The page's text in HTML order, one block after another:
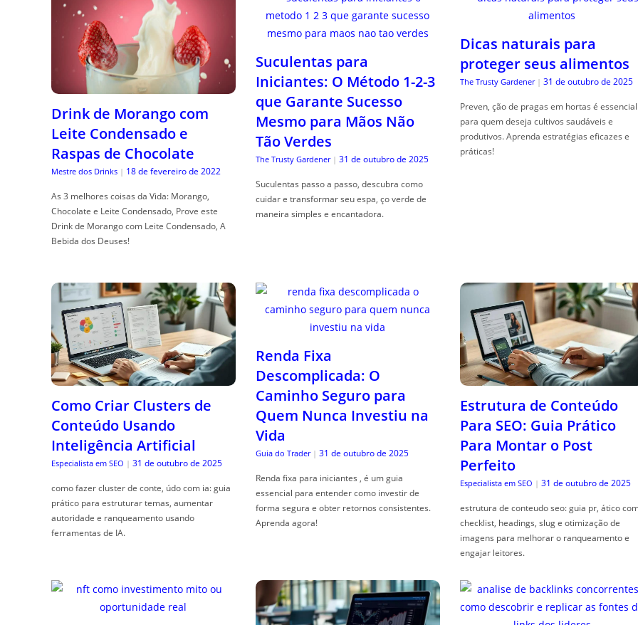
Drink de Morango com
Leite Condensado e
Raspas de Chocolate
Mestre dos Drinks | 18 de fevereiro de 2022
As 3 melhores coisas da Vida: Morango,
Chocolate e Leite Condensado, Prove este
Drink de Morango com Leite Condensado, A
Bebida dos Deuses!
Suculentas para
Iniciantes: O Método 1-2-3
que Garante Sucesso
Mesmo para Mãos Não
Tão Verdes
The Trusty Gardener | 31 de outubro de 2025
Suculentas passo a passo, descubra como
cuidar e transformar seu espa, ço verde de
maneira simples e encantadora.
Dicas naturais para
proteger seus alimentos
The Trusty Gardener | 31 de outubro de 2025
Preven, ção de pragas em hortas é essencial
para quem deseja cultivos saudáveis e
produtivos. Aprenda estratégias eficazes e
práticas!
Como Criar Clusters de
Conteúdo Usando
Inteligência Artificial
Especialista em SEO | 31 de outubro de 2025
como fazer cluster de conte, údo com ia: guia
prático para estruturar temas, aumentar
autoridade e ranqueamento usando
ferramentas de IA.
Renda Fixa
Descomplicada: O
Caminho Seguro para
Quem Nunca Investiu na
Vida
Guia do Trader | 31 de outubro de 2025
Renda fixa para iniciantes , é um guia
essencial para entender como investir de
forma segura e obter retornos consistentes.
Aprenda agora!
Estrutura de Conteúdo
Para SEO: Guia Prático
Para Montar o Post
Perfeito
Especialista em SEO | 31 de outubro de 2025
estrutura de conteudo seo: guia pr, ático
checklist, headings, slug e otimização de
imagens para melhorar o ranqueamento e
engajar leitores.